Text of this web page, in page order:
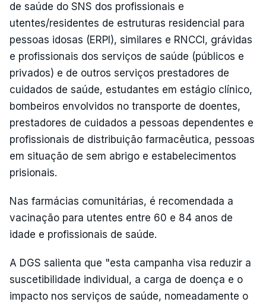
de saúde do SNS dos profissionais e
utentes/residentes de estruturas residencial para
pessoas idosas (ERPI), similares e RNCCI, grávidas
e profissionais dos serviços de saúde (públicos e
privados) e de outros serviços prestadores de
cuidados de saúde, estudantes em estágio clínico,
bombeiros envolvidos no transporte de doentes,
prestadores de cuidados a pessoas dependentes e
profissionais de distribuição farmacêutica, pessoas
em situação de sem abrigo e estabelecimentos
prisionais.
Nas farmácias comunitárias, é recomendada a
vacinação para utentes entre 60 e 84 anos de
idade e profissionais de saúde.
A DGS salienta que "esta campanha visa reduzir a
suscetibilidade individual, a carga de doença e o
impacto nos serviços de saúde, nomeadamente o